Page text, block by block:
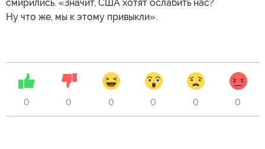
смирились. «Значит, США хотят ослабить нас?
Ну что же, мы к этому привыкли».
0 0 0 0 0 0